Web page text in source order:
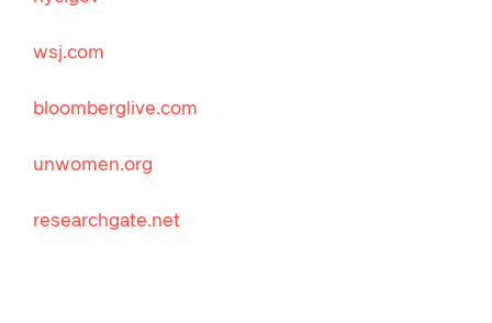
wsj.com
bloomberglive.com
unwomen.org
researchgate.net